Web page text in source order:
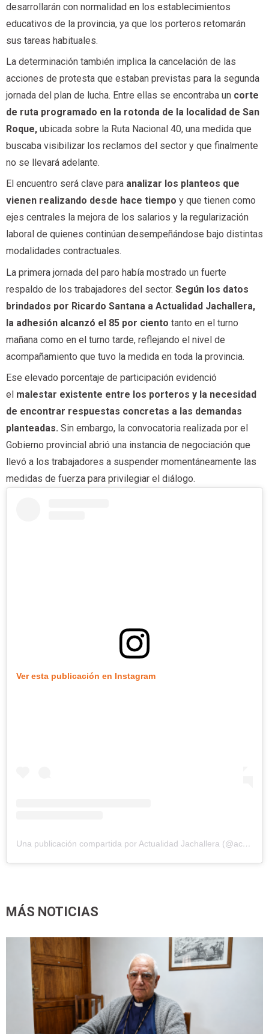
desarrollarán con normalidad en los establecimientos
educativos de la provincia, ya que los porteros retomarán
sus tareas habituales.
La determinación también implica la cancelación de las
acciones de protesta que estaban previstas para la segunda
jornada del plan de lucha. Entre ellas se encontraba un corte
de ruta programado en la rotonda de la localidad de San
Roque, ubicada sobre la Ruta Nacional 40, una medida que
buscaba visibilizar los reclamos del sector y que finalmente
no se llevará adelante.
El encuentro será clave para analizar los planteos que
vienen realizando desde hace tiempo y que tienen como
ejes centrales la mejora de los salarios y la regularización
laboral de quienes continúan desempeñándose bajo distintas
modalidades contractuales.
La primera jornada del paro había mostrado un fuerte
respaldo de los trabajadores del sector. Según los datos
brindados por Ricardo Santana a Actualidad Jachallera,
la adhesión alcanzó el 85 por ciento tanto en el turno
mañana como en el turno tarde, reflejando el nivel de
acompañamiento que tuvo la medida en toda la provincia.
Ese elevado porcentaje de participación evidenció
el malestar existente entre los porteros y la necesidad
de encontrar respuestas concretas a las demandas
planteadas. Sin embargo, la convocatoria realizada por el
Gobierno provincial abrió una instancia de negociación que
llevó a los trabajadores a suspender momentáneamente las
medidas de fuerza para privilegiar el diálogo.
Ver esta publicación en Instagram
Una publicación compartida por Actualidad Jachallera (@actualidadjachallera)
MÁS NOTICIAS